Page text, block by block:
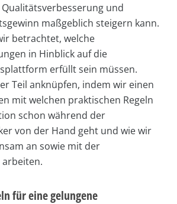
und
maßgeblich steigern kann.
betrachtet, welche
in Hinblick auf die
erfüllt sein müssen.
Teil anknüpfen, indem wir einen
mit welchen praktischen Regeln
schon während der
von der Hand geht und wie wir
an sowie mit der
für eine gelungene